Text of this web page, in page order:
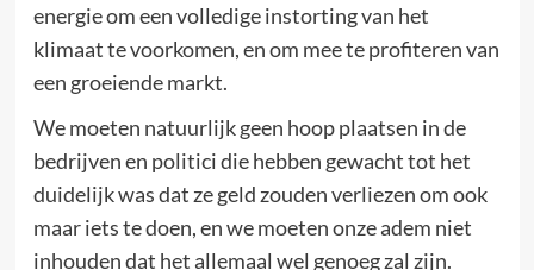
energie om een volledige instorting van het
klimaat te voorkomen, en om mee te profiteren van
een groeiende markt.
We moeten natuurlijk geen hoop plaatsen in de
bedrijven en politici die hebben gewacht tot het
duidelijk was dat ze geld zouden verliezen om ook
maar iets te doen, en we moeten onze adem niet
inhouden dat het allemaal wel genoeg zal zijn.